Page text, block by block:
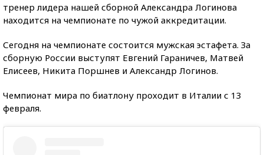
тренер лидера нашей сборной Александра Логинова
находится на чемпионате по чужой аккредитации.
Сегодня на чемпионате состоится мужская эстафета. За
сборную России выступят Евгений Гараничев, Матвей
Елисеев, Никита Поршнев и Александр Логинов.
Чемпионат мира по биатлону проходит в Италии с 13
февраля.